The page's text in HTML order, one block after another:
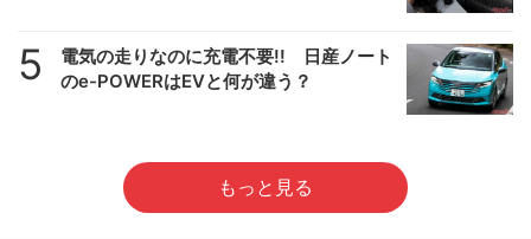
5
電気の走りなのに充電不要!! 日産ノート
のe-POWERはEVと何が違う？
もっと見る